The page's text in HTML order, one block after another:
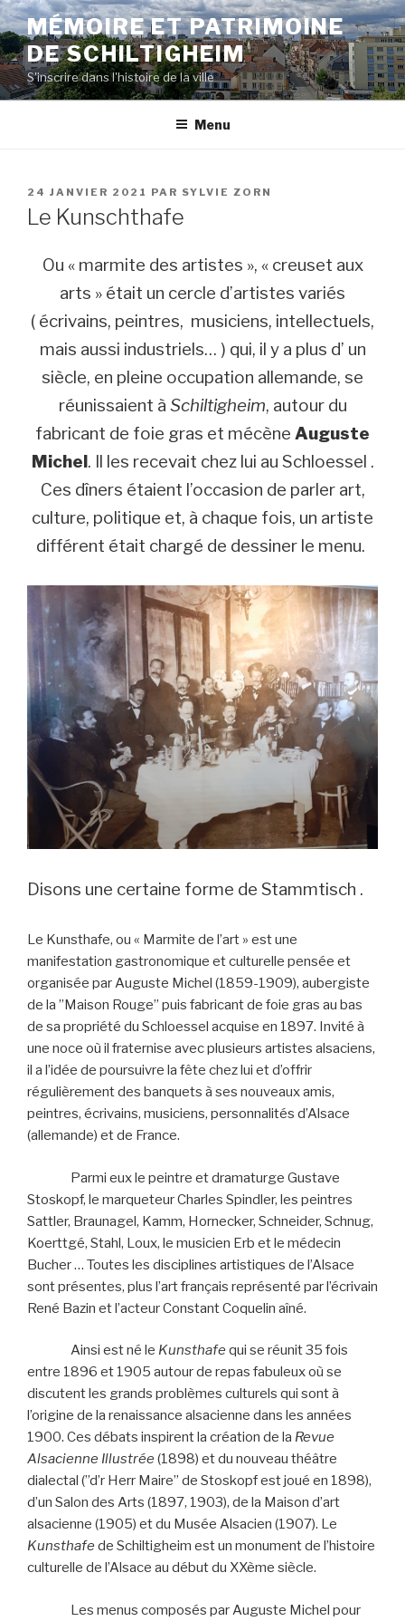
Aller
au
contenu
principal
MÉMOIRE ET PATRIMOINE
DE SCHILTIGHEIM
S'inscrire dans l'histoire de la ville
Menu
PUBLIÉ
LE
24 JANVIER 2021 PAR SYLVIE ZORN
Le Kunschthafe
Ou « marmite des artistes », « creuset aux
arts » était un cercle d’artistes variés
( écrivains, peintres, musiciens, intellectuels,
mais aussi industriels… ) qui, il y a plus d’ un
siècle, en pleine occupation allemande, se
réunissaient à Schiltigheim, autour du
fabricant de foie gras et mécène Auguste
Michel. Il les recevait chez lui au Schloessel .
Ces dîners étaient l’occasion de parler art,
culture, politique et, à chaque fois, un artiste
différent était chargé de dessiner le menu.
Disons une certaine forme de Stammtisch .
Le Kunsthafe, ou « Marmite de l’art » est une
manifestation gastronomique et culturelle pensée et
organisée par Auguste Michel (1859-1909), aubergiste
de la ”Maison Rouge” puis fabricant de foie gras au bas
de sa propriété du Schloessel acquise en 1897. Invité à
une noce où il fraternise avec plusieurs artistes alsaciens,
il a l’idée de poursuivre la fête chez lui et d’offrir
régulièrement des banquets à ses nouveaux amis,
peintres, écrivains, musiciens, personnalités d’Alsace
(allemande) et de France.
Parmi eux le peintre et dramaturge Gustave
Stoskopf, le marqueteur Charles Spindler, les peintres
Sattler, Braunagel, Kamm, Hornecker, Schneider, Schnug,
Koerttgé, Stahl, Loux, le musicien Erb et le médecin
Bucher … Toutes les disciplines artistiques de l’Alsace
sont présentes, plus l’art français représenté par l’écrivain
René Bazin et l’acteur Constant Coquelin aîné.
Ainsi est né le Kunsthafe qui se réunit 35 fois
entre 1896 et 1905 autour de repas fabuleux où se
discutent les grands problèmes culturels qui sont à
l’origine de la renaissance alsacienne dans les années
1900. Ces débats inspirent la création de la Revue
Alsacienne Illustrée (1898) et du nouveau théâtre
dialectal (”d’r Herr Maire” de Stoskopf est joué en 1898),
d’un Salon des Arts (1897, 1903), de la Maison d’art
alsacienne (1905) et du Musée Alsacien (1907). Le
Kunsthafe de Schiltigheim est un monument de l’histoire
culturelle de l’Alsace au début du XXème siècle.
Les menus composés par Auguste Michel pour